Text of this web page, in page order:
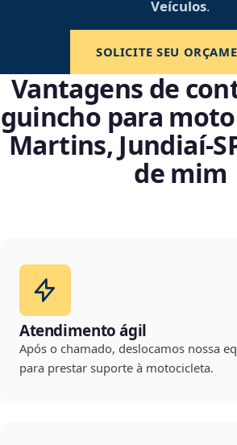
Veículos.
SOLICITE SEU
Vantagens de
guincho para
Martins,
de mim
Atendimento ágil
Após o chamado, deslocamos nossa
para prestar suporte à motocicleta.